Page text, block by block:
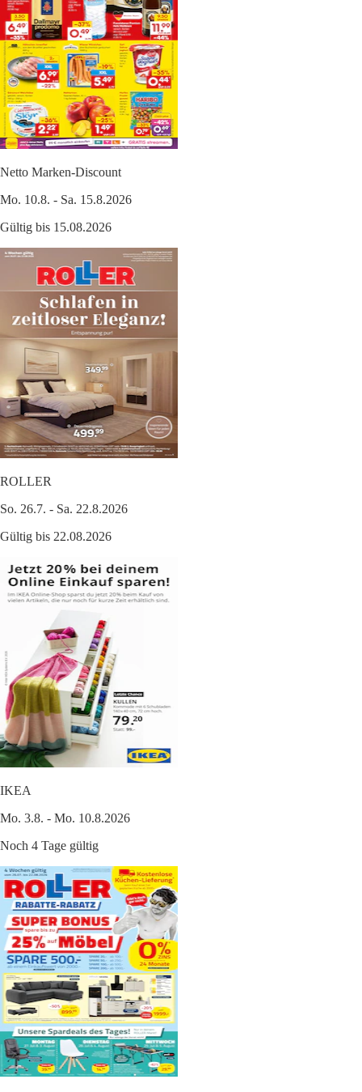
Netto Marken-Discount
Mo. 10.8. - Sa. 15.8.2026
Gültig bis 15.08.2026
ROLLER
So. 26.7. - Sa. 22.8.2026
Gültig bis 22.08.2026
IKEA
Mo. 3.8. - Mo. 10.8.2026
Noch 4 Tage gültig